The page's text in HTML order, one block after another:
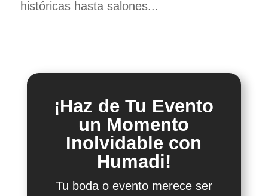
históricas hasta salones...
¡Haz de Tu Evento
un Momento
Inolvidable con
Humadi!
Tu boda o evento merece ser